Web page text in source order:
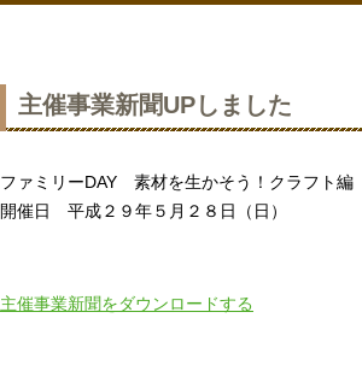
主催事業新聞UPしました
ファミリーDAY 素材を生かそう！クラフト編
開催日 平成２９年５月２８日（日）
主催事業新聞をダウンロードする